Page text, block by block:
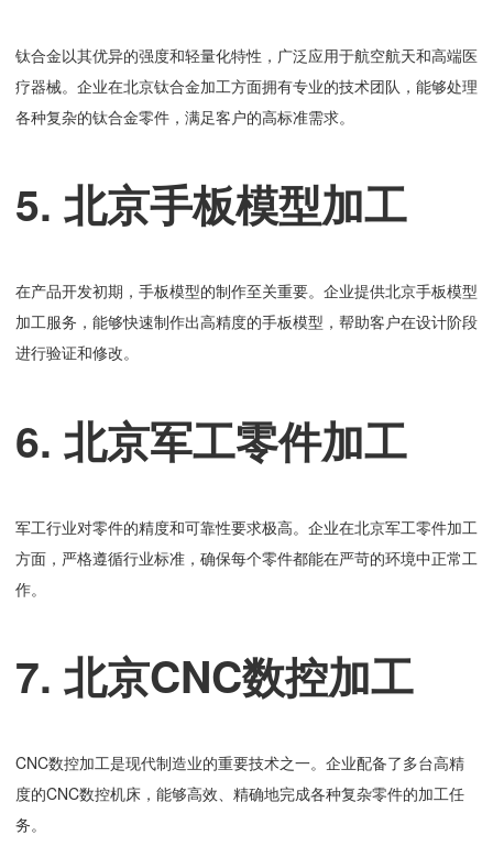
钛合金以其优异的强度和轻量化特性，广泛应用于航空航天和高端医
疗器械。企业在北京钛合金加工方面拥有专业的技术团队，能够处理
各种复杂的钛合金零件，满足客户的高标准需求。
5. 北京手板模型加工
在产品开发初期，手板模型的制作至关重要。企业提供北京手板模型
加工服务，能够快速制作出高精度的手板模型，帮助客户在设计阶段
进行验证和修改。
6. 北京军工零件加工
军工行业对零件的精度和可靠性要求极高。企业在北京军工零件加工
方面，严格遵循行业标准，确保每个零件都能在严苛的环境中正常工
作。
7. 北京CNC数控加工
CNC数控加工是现代制造业的重要技术之一。企业配备了多台高精
度的CNC数控机床，能够高效、精确地完成各种复杂零件的加工任
务。